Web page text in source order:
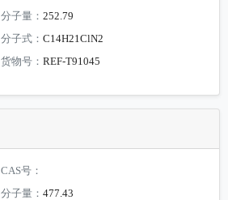
分子量：252.79
分子式：C14H21ClN2
货物号：REF-T91045
CAS号：
分子量：477.43